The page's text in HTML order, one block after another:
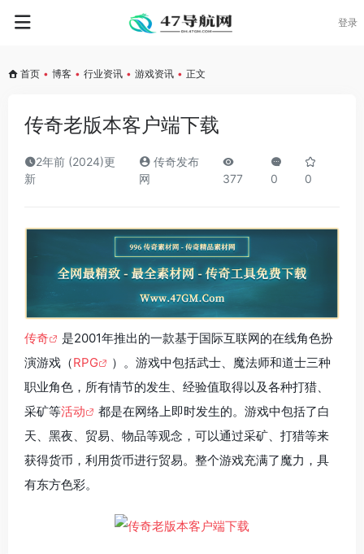
登录
首页 • 博客 • 行业资讯 • 游戏资讯 • 正文
传奇老版本客户端下载
2年前 (2024)更
新
传奇发布
网
377 0 0
传奇
是2001年推出的一款基于国际互联网的在线角色扮
演游戏（RPG
）。游戏中包括武士、魔法师和道士三种
职业角色，所有情节的发生、经验值取得以及各种打猎、
采矿等活动
都是在网络上即时发生的。游戏中包括了白
天、黑夜、贸易、物品等观念，可以通过采矿、打猎等来
获得货币，利用货币进行贸易。整个游戏充满了魔力，具
有东方色彩。